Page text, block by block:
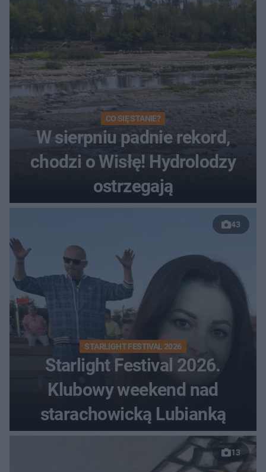
CO SIĘ STANIE?
W sierpniu padnie rekord,
chodzi o Wisłę! Hydrolodzy
ostrzegają
43
STARLIGHT FESTIVAL 2026
Starlight Festival 2026.
Klubowy weekend nad
starachowicką Lubianką
13